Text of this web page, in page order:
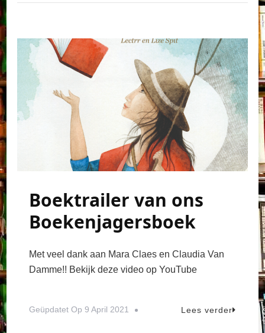
Boektrailer van ons
Boekenjagersboek
Met veel dank aan Mara Claes en Claudia Van
Damme!! Bekijk deze video op YouTube
Geüpdatet Op 9 April 2021 Lees verder